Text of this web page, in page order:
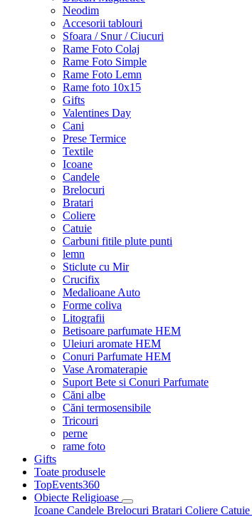
Neodim
Accesorii tablouri
Sfoara / Snur / Ciucuri
Rame Foto Colaj
Rame Foto Simple
Rame Foto Lemn
Rame foto 10x15
Gifts
Valentines Day
Cani
Prese Termice
Textile
Icoane
Candele
Brelocuri
Bratari
Coliere
Catuie
Carbuni fitile plute punti
lemn
Sticlute cu Mir
Crucifix
Medalioane Auto
Forme coliva
Litografii
Betisoare parfumate HEM
Uleiuri aromate HEM
Conuri Parfumate HEM
Vase Aromaterapie
Suport Bete si Conuri Parfumate
Căni albe
Căni termosensibile
Tricouri
perne
rame foto
Gifts
Toate produsele
TopEvents360
Obiecte Religioase
Icoane Candele Brelocuri Bratari Coliere Catuie